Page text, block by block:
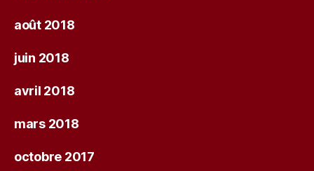
août 2018
juin 2018
avril 2018
mars 2018
octobre 2017